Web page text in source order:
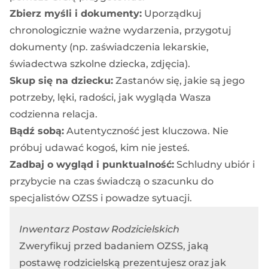
Zbierz myśli i dokumenty: Uporządkuj
chronologicznie ważne wydarzenia, przygotuj
dokumenty (np. zaświadczenia lekarskie,
świadectwa szkolne dziecka, zdjęcia).
Skup się na dziecku: Zastanów się, jakie są jego
potrzeby, lęki, radości, jak wygląda Wasza
codzienna relacja.
Bądź sobą: Autentyczność jest kluczowa. Nie
próbuj udawać kogoś, kim nie jesteś.
Zadbaj o wygląd i punktualność: Schludny ubiór i
przybycie na czas świadczą o szacunku do
specjalistów OZSS i powadze sytuacji.
Inwentarz Postaw Rodzicielskich
Zweryfikuj przed badaniem OZSS, jaką
postawę rodzicielską prezentujesz oraz jak